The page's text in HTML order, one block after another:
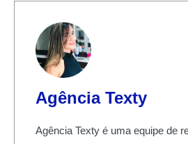
Agência Texty
Agência Texty é uma equipe de